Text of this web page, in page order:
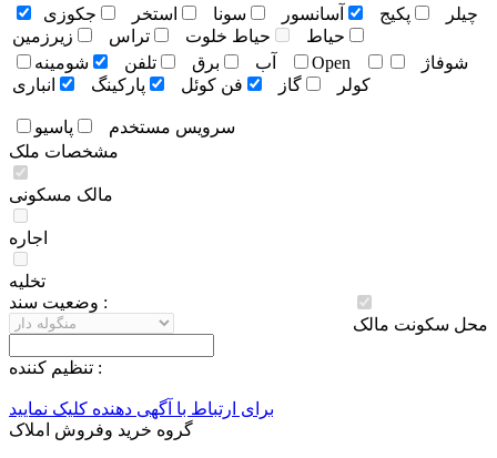
چيلر
پکيج آسانسور سونا استخر
جکوزی
حياط
حياط خلوت تراس
زيرزمين
آب
برق تلفن شومينه Open
شوفاژ
کولر
گاز فن کوئل پارکينگ انباری
سرويس مستخدم
پاسيو
مشخصات ملک
مالک مسکونی
اجاره
تخلیه
محل سکونت مالک
وضعيت سند :
تنظيم کننده :
برای ارتباط با آگهی دهنده کلیک نمایید
گروه خرید وفروش املاک